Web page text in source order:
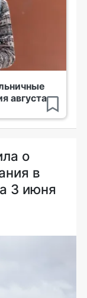
августа
о
в
3 июня